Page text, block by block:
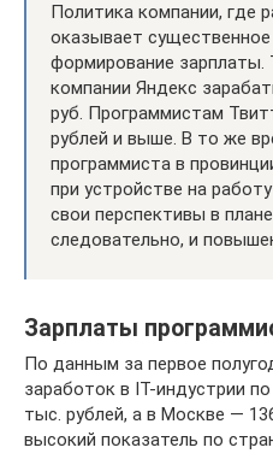
Политика компании, где
оказывает существенное
формирование
компании Яндекс
руб. Программистам
рублей и выше. В то же
программиста в
при устройстве на
свои перспективы в
следовательно, и
Зарплаты
По данным за первое
заработок в IT-индустрии
тыс. рублей, а в Москве —
высокий показатель по